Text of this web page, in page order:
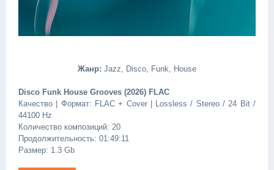
Жанр: Jazz, Disco, Funk, House
Disco Funk House Grooves (2026) FLAC
Качество | Формат: FLAC + Cover | Lossless / Stereo / 24 Bit /
44100 Hz
Количество композиций: 20
Продолжительность: 01:49:11
Размер: 1.3 Gb